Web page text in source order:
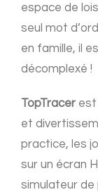
espace de
seul mot
en famille, il
décomplexé !
TopTracer est
et
practice, les
sur un écran
simulateur de